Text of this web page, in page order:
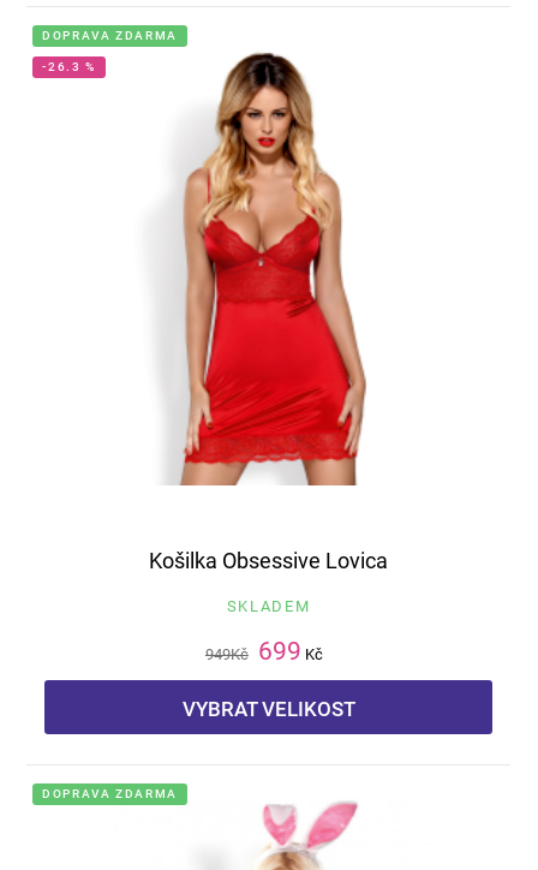
DOPRAVA ZDARMA
-26.3 %
Košilka Obsessive Lovica
SKLADEM
949Kč 699 Kč
VYBRAT VELIKOST
DOPRAVA ZDARMA